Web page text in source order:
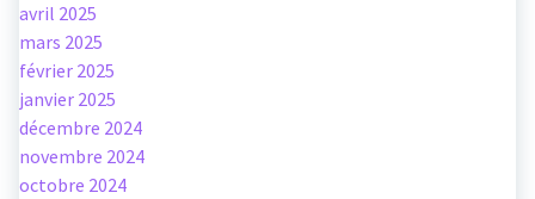
avril 2025
mars 2025
février 2025
janvier 2025
décembre 2024
novembre 2024
octobre 2024